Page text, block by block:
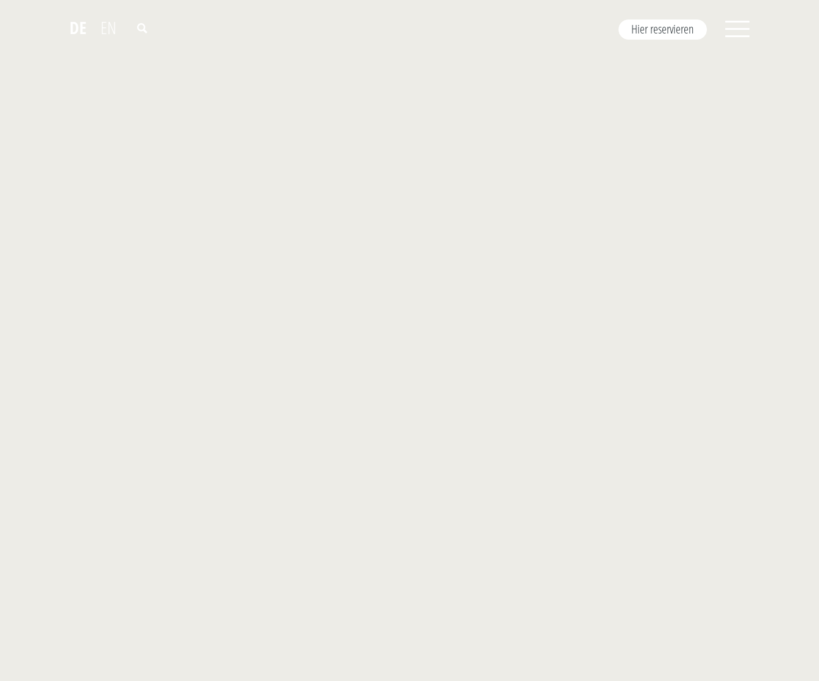
DE EN Hier reservieren